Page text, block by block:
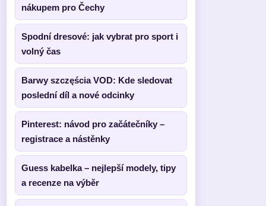
nákupem pro Čechy
Spodní dresové: jak vybrat pro sport i
volný čas
Barwy szczęścia VOD: Kde sledovat
poslední díl a nové odcinky
Pinterest: návod pro začátečníky –
registrace a nástěnky
Guess kabelka – nejlepší modely, tipy
a recenze na výběr